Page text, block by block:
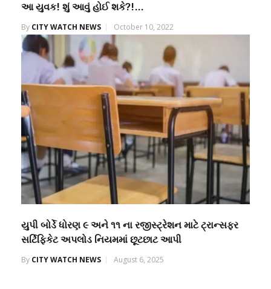
આ યુવક! શું આવું હોઈ શકે?!…
By CITY WATCH NEWS October 10, 2022
યુપી બોર્ડે ધોરણ ૯ અને ૧૧ ના રજીસ્ટ્રેશન માટે ટ્રાન્સફર
સર્ટિફિકેટ અપલોડ નિયમમાં છૂટછાટ આપી
By CITY WATCH NEWS August 6, 2025